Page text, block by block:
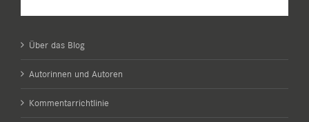
Über das Blog
Autorinnen und Autoren
Kommentarrichtlinie